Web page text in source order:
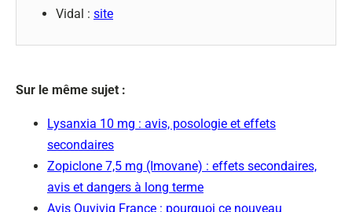
Vidal : site
Sur le même sujet :
Lysanxia 10 mg : avis, posologie et effets
secondaires
Zopiclone 7,5 mg (Imovane) : effets secondaires,
avis et dangers à long terme
Avis Quviviq France : pourquoi ce nouveau